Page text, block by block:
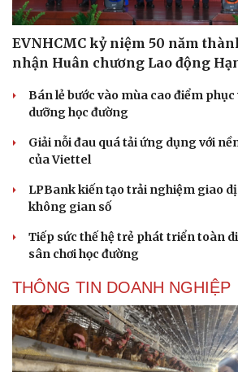
Cải chính
EVNHCMC kỷ niệm 50 năm
nhận Huân chương Lao động
Bán lẻ bước vào mùa cao điểm
dưỡng học đường
Giải nỗi đau quá tải ứng dụng với
của Viettel
LPBank kiến tạo trải nghiệm giao
không gian số
Tiếp sức thế hệ trẻ phát triển toàn
sân chơi học đường
THÔNG TIN DOANH NGHIỆP